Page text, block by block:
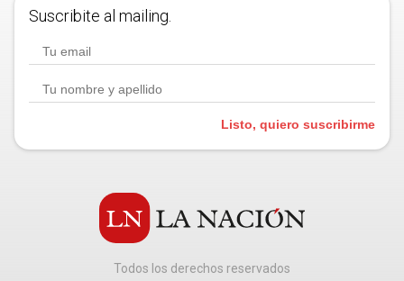
Suscribite al mailing.
Listo, quiero suscribirme
Todos los derechos reservados